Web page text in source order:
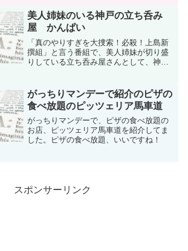
いので、栄養価が...
美人姉妹のいる神戸の立ち呑み
屋 かんぱい
「真のやりすぎを大捜索！必殺！上島新
撰組」と言う番組で、美人姉妹が切り盛
りしている立ち呑み屋さんとして、神戸
がっちりマンデーで紹介のピザの
食べ放題のピッツェリア馬車道
がっちりマンデーで、ピザの食べ放題の
お店、ピッツェリア馬車道を紹介してま
した。ピザの食べ放題、いいですね！
スポンサーリンク